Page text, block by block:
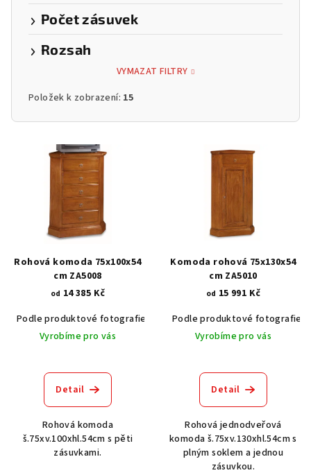
Počet zásuvek
Rozsah
VYMAZAT FILTRY
Položek k zobrazení: 15
Rohová komoda 75x100x54
cm ZA5008
od 14 385 Kč
Podle produktové fotografie
Akát vintage BT1551
Dub světlý
Vyrobíme pro vás
Detail
Rohová komoda
š.75xv.100xhl.54cm s pěti
zásuvkami.
Komoda rohová 75x130x54
cm ZA5010
od 15 991 Kč
Podle produktové fotografie
Vyrobíme pro vás
Detail
Rohová jednodveřová
komoda š.75xv.130xhl.54cm s
plným soklem a jednou
zásuvkou.